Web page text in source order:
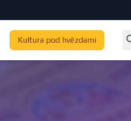
Kultura pod hvězdami